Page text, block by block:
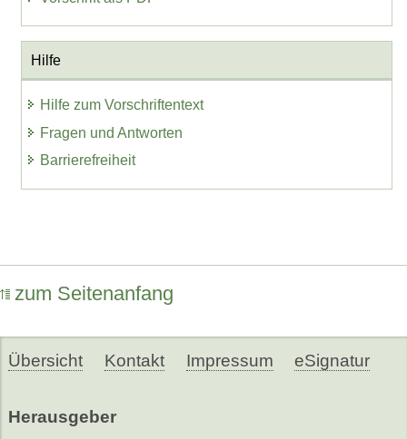
Hilfe
Hilfe zum Vorschriftentext
Fragen und Antworten
Barrierefreiheit
zum Seitenanfang
Übersicht Kontakt Impressum eSignatur
Herausgeber